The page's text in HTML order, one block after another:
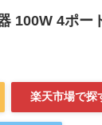
100W 4ポー
楽天市場で探